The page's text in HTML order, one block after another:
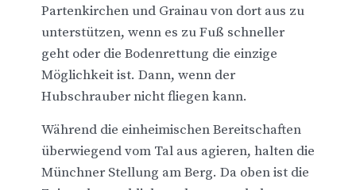
Partenkirchen und Grainau von dort aus zu
unterstützen, wenn es zu Fuß schneller
geht oder die Bodenrettung die einzige
Möglichkeit ist. Dann, wenn der
Hubschrauber nicht fliegen kann.
Während die einheimischen Bereitschaften
überwiegend vom Tal aus agieren, halten die
Münchner Stellung am Berg. Da oben ist die